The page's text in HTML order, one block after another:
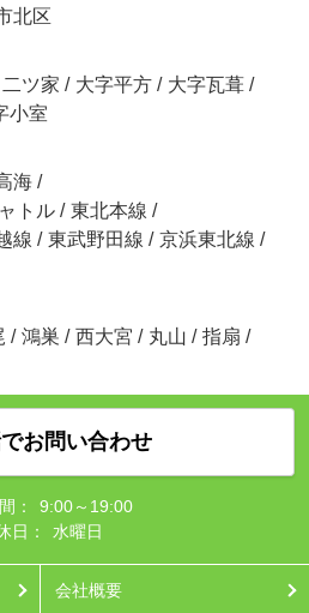
北区
二ツ家 / 大字平方 / 大字瓦葺 /
小室
海 /
トル / 東北本線 /
線 / 東武野田線 / 京浜東北線 /
/ 鴻巣 / 西大宮 / 丸山 / 指扇 /
お問い合わせ
：
9:00～19:00
日：
水曜日
会社概要